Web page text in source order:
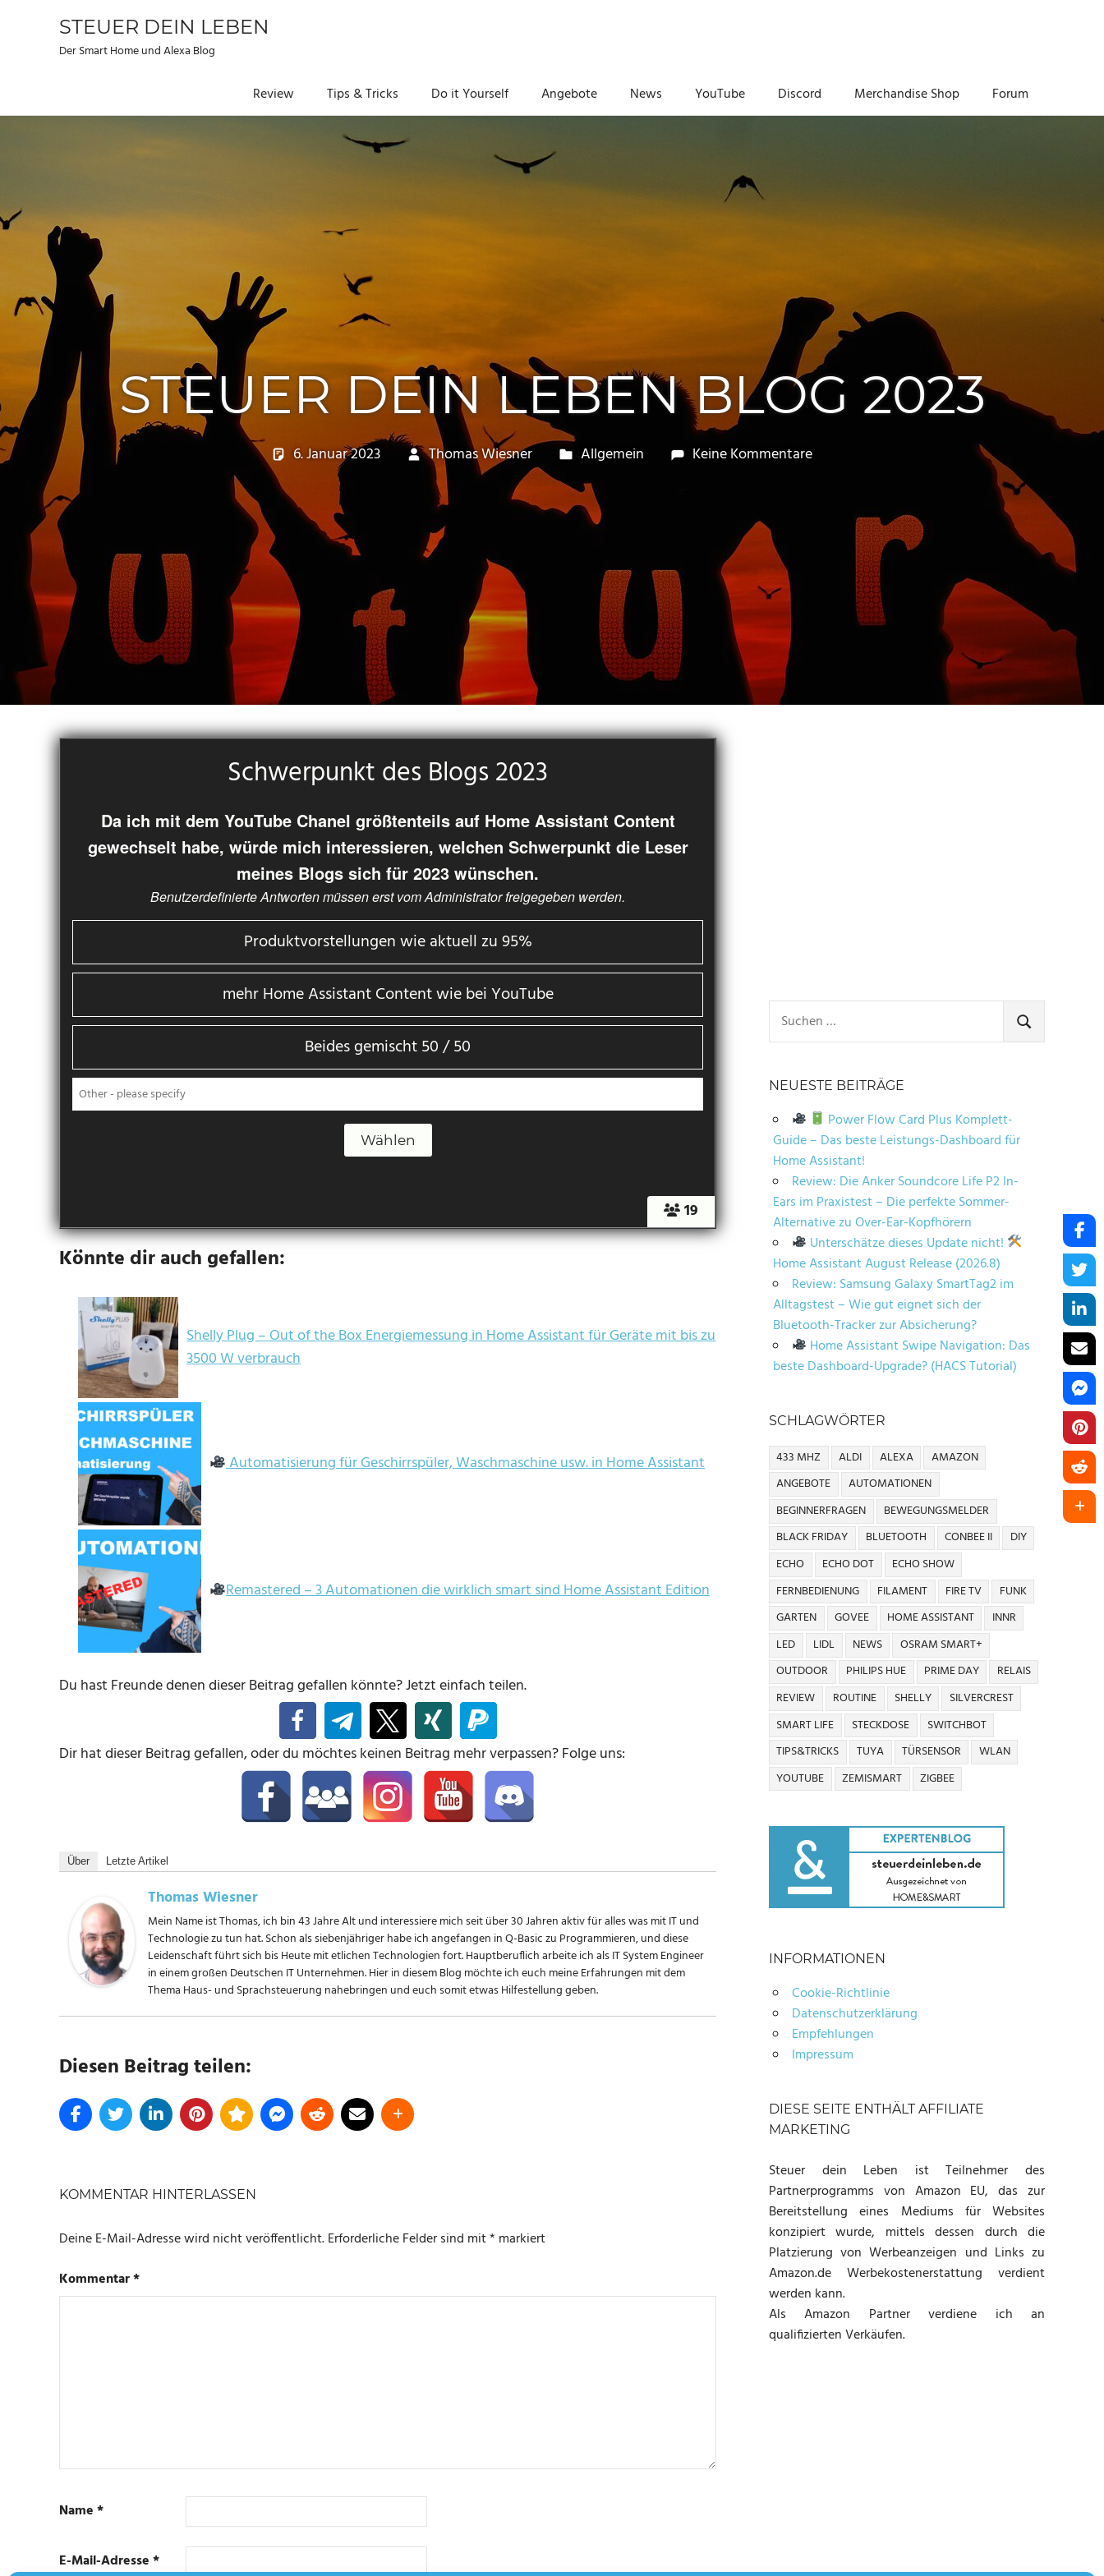
Zum
STEUER DEIN LEBEN
Der Smart Home und Alexa Blog
Review Tips & Tricks Do it Yourself Angebote News YouTube Discord Merchandise Shop Forum
STEUER DEIN LEBEN BLOG 2023
6. Januar 2023 Thomas Wiesner Allgemein Keine Kommentare
19
Schwerpunkt des Blogs 2023
Da ich mit dem YouTube Chanel größtenteils auf Home Assistant Content
gewechselt habe, würde mich interessieren, welchen Schwerpunkt die Leser
meines Blogs sich für 2023 wünschen.
Benutzerdefinierte Antworten müssen erst vom Administrator freigegeben werden.
Produktvorstellungen wie aktuell zu 95%
mehr Home Assistant Content wie bei YouTube
Beides gemischt 50 / 50
Könnte dir auch gefallen:
Shelly Plug – Out of the Box Energiemessung in Home Assistant für Geräte mit bis zu
3500 W verbrauch
Automatisierung für Geschirrspüler, Waschmaschine usw. in Home Assistant
Remastered – 3 Automationen die wirklich smart sind Home Assistant Edition
Du hast Freunde denen dieser Beitrag gefallen könnte? Jetzt einfach teilen.
Dir hat dieser Beitrag gefallen, oder du möchtes keinen Beitrag mehr verpassen? Folge uns:
Über Letzte Artikel
Thomas Wiesner
Mein Name ist Thomas, ich bin 43 Jahre Alt und interessiere mich seit über 30 Jahren aktiv für alles was mit IT und
Technologie zu tun hat. Schon als siebenjähriger habe ich angefangen in Q-Basic zu Programmieren, und diese
Leidenschaft führt sich bis Heute mit etlichen Technologien fort. Hauptberuflich arbeite ich als IT System Engineer
in einem großen Deutschen IT Unternehmen. Hier in diesem Blog möchte ich euch meine Erfahrungen mit dem
Thema Haus- und Sprachsteuerung nahebringen und euch somit etwas Hilfestellung geben.
Diesen Beitrag teilen:
KOMMENTAR HINTERLASSEN
Deine E-Mail-Adresse wird nicht veröffentlicht.Erforderliche Felder sind mit* markiert
Kommentar*
Name*
E-Mail-Adresse*
nach:
SUCHEN
NEUESTE BEITRÄGE
Power Flow Card Plus Komplett-
Guide – Das beste Leistungs-Dashboard für
Home Assistant!
Review: Die Anker Soundcore Life P2 In-
Ears im Praxistest – Die perfekte Sommer-
Alternative zu Over-Ear-Kopfhörern
Unterschätze dieses Update nicht!
Home Assistant August Release (2026.8)
Review: Samsung Galaxy SmartTag2 im
Alltagstest – Wie gut eignet sich der
Bluetooth-Tracker zur Absicherung?
Home Assistant Swipe Navigation: Das
beste Dashboard-Upgrade? (HACS Tutorial)
SCHLAGWÖRTER
433 MHZ ALDI ALEXA
AMAZON
ANGEBOTE
AUTOMATIONEN
BEGINNERFRAGEN
BEWEGUNGSMELDER
BLACK FRIDAY
BLUETOOTH CONBEE II
DIY
ECHO
ECHO DOT
ECHO SHOW
FERNBEDIENUNG
FILAMENT FIRE TV
FUNK
GARTEN
GOVEE HOME ASSISTANT
INNR
LED
LIDL NEWS
OSRAM SMART+
OUTDOOR
PHILIPS HUE PRIME DAY
RELAIS
REVIEW
ROUTINE SHELLY
SILVERCREST
SMART LIFE
STECKDOSE
SWITCHBOT
TIPS&TRICKS
TUYA TÜRSENSOR
WLAN
YOUTUBE
ZEMISMART ZIGBEE
INFORMATIONEN
Cookie-Richtlinie
Datenschutzerklärung
Empfehlungen
Impressum
DIESE SEITE ENTHÄLT AFFILIATE
MARKETING
Steuer dein Leben ist Teilnehmer des
Partnerprogramms von Amazon EU, das zur
Bereitstellung eines Mediums für Websites
konzipiert wurde, mittels dessen durch die
Platzierung von Werbeanzeigen und Links zu
Amazon.de Werbekostenerstattung verdient
werden kann.
Als Amazon Partner verdiene ich an
qualifizierten Verkäufen.